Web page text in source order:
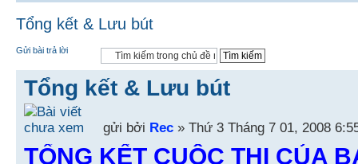
Tổng kết & Lưu bút
Gửi bài trả lời
Tổng kết & Lưu bút
gửi bởi Rec » Thứ 3 Tháng 7 01, 2008
TỔNG KẾT CUỘC THI CỦA